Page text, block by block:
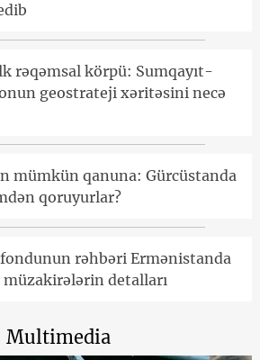
rəqəmsal körpü: Sumqayıt-
geostrateji xəritəsini necə
mümkün qanuna: Gürcüstanda
qoruyurlar?
rəhbəri Ermənistanda
müzakirələrin detalları
Multimedia